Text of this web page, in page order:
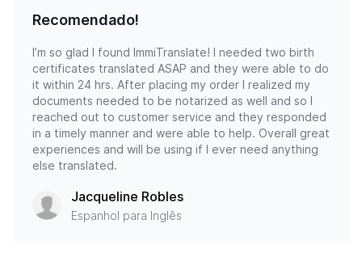
Recomendado!
I’m so glad I found ImmiTranslate! I needed two birth
certificates translated ASAP and they were able to do
it within 24 hrs. After placing my order I realized my
documents needed to be notarized as well and so I
reached out to customer service and they responded
in a timely manner and were able to help. Overall great
experiences and will be using if I ever need anything
else translated.
Jacqueline Robles
Espanhol para Inglês